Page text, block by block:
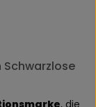
, die